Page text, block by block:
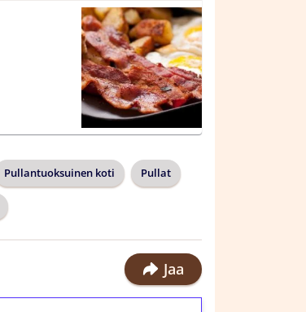
Pullantuoksuinen koti Pullat
Jaa